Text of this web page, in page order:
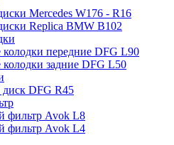
Mercedes W176 - R16
Replica BMW B102
передние DFG L90
задние DFG L50
DFG R45
фильтр Avok L8
фильтр Avok L4